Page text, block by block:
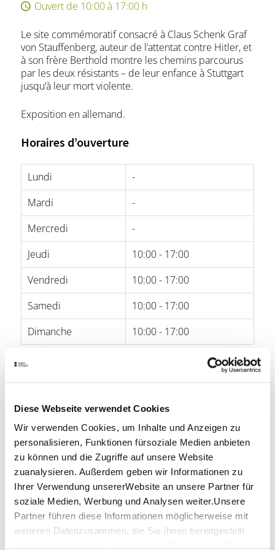
Diese Webseite verwendet Cookies
Wir verwenden Cookies, um Inhalte und Anzeigen zu
personalisieren, Funktionen fürsoziale Medien anbieten
zu können und die Zugriffe auf unsere Website
zuanalysieren. Außerdem geben wir Informationen zu
Ihrer Verwendung unsererWebsite an unsere Partner für
soziale Medien, Werbung und Analysen weiter.Unsere
Partner führen diese Informationen möglicherweise mit
weiteren Datenzusammen, die Sie ihnen bereitgestellt
Ouvert de 10:00 à 17:00 h
Le site commémoratif consacré à Claus Schenk Graf
von Stauffenberg, auteur de l’attentat contre Hitler, et
à son frère Berthold montre les chemins parcourus
par les deux résistants – de leur enfance à Stuttgart
jusqu’à leur mort violente.
Exposition en allemand.
Horaires d’ouverture
Lundi
-
Mardi
-
Mercredi
-
Jeudi
10:00 - 17:00
Vendredi
10:00 - 17:00
Samedi
10:00 - 17:00
Dimanche
10:00 - 17:00
Öffnungszeiten von Google
Stauffenberg-Erinnerungsstätte | Attentat.
Stauffenberg
Stauffenberg-Platz
70173 Stuttgart
Téléphone :+49 (0)711 212 39 89
E-mail :besucherdienst@hdgbw.de
Site Web :
www.hdgbw.de